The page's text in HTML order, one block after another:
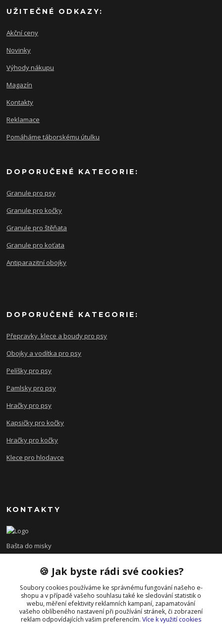
UŽITEČNÉ ODKAZY:
Akční ceny
Novinky
Výhody nákupu
Magazín
Kontakty
Reklamace
Pomáháme táborskému útulku
DOPORUČENÉ KATEGORIE:
Granule pro psy
Granule pro kočky
Granule pro štěňata
Granule pro koťata
Antiparazitní obojky
DOPORUČENÉ KATEGORIE:
Přepravky. klece a boudy pro psy
Obojky a vodítka pro psy
Pelíšky pro psy
Pamlsky pro psy
Hračky pro psy
Kapsičky pro kočky
Hračky pro kočky
Klece pro hlodavce
KONTAKTY
Bašta do misky
+420 608 479 610
po - pá 8:00 - 15:00
info@bastadomisky.cz
🍪 Jak byste rádi své cookies?
Soubory cookies používáme ke správnému fungování našeho e-
shopu a v případě vašeho souhlasu také ke sledování statistik o
webu, měření efektivity reklamních kampaní, zapamatování
vašeho oblíbeného nastavení při používání stránek, či zobrazení
reklam odpovídajících vašim preferencím. Více k využití cookies